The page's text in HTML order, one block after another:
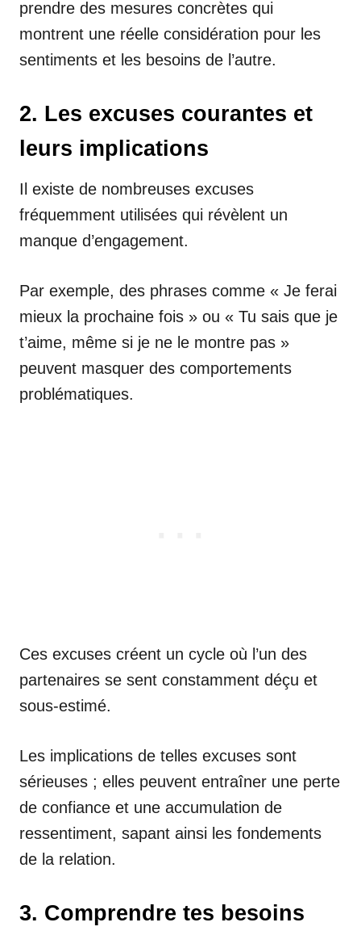
prendre des mesures concrètes qui
montrent une réelle considération pour les
sentiments et les besoins de l’autre.
2. Les excuses courantes et
leurs implications
Il existe de nombreuses excuses
fréquemment utilisées qui révèlent un
manque d’engagement.
Par exemple, des phrases comme « Je ferai
mieux la prochaine fois » ou « Tu sais que je
t’aime, même si je ne le montre pas »
peuvent masquer des comportements
problématiques.
Ces excuses créent un cycle où l’un des
partenaires se sent constamment déçu et
sous-estimé.
Les implications de telles excuses sont
sérieuses ; elles peuvent entraîner une perte
de confiance et une accumulation de
ressentiment, sapant ainsi les fondements
de la relation.
3. Comprendre tes besoins